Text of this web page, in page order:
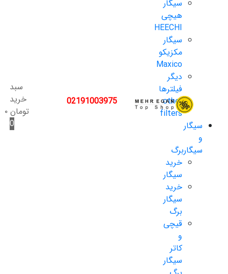
سیگار
هیچی
HEECHI
سیگار
مکزیکو
Maxico
دیگر
فیلترها
other
filters
سیگار
و
سیگاربرگ
خرید
سیگار
خرید
سیگار
برگ
قیچی
و
کاتر
سیگار
02191003975
سبد
خرید
تومان۰
0